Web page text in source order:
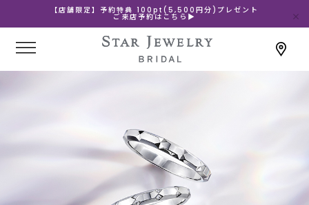
【店舗限定】予約特典 100pt(5,500円分)プレゼント
ご来店予約はこちら▶